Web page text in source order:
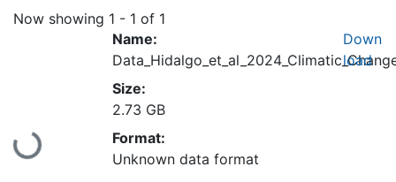
Now showing 1 - 1 of 1
Loading...
Name:
Size:
2.73 GB
Format:
Unknown data format
Down
load